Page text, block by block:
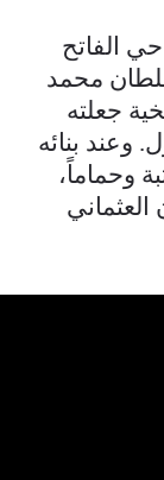
الفاتح
محمد
تاريخية جعلته
وعند بنائه
وحماماً،